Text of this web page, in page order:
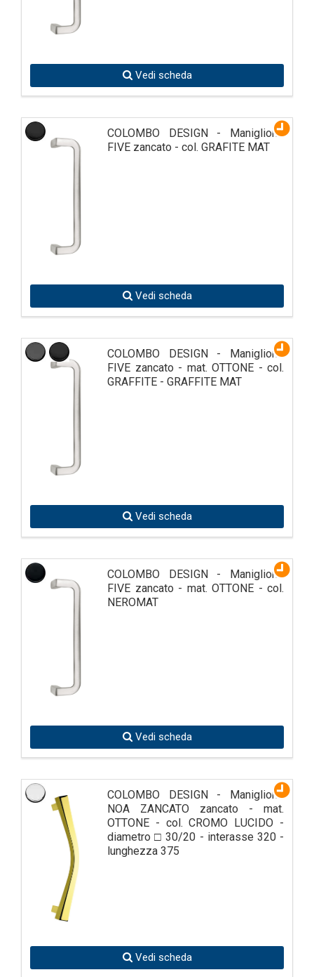
Vedi scheda
COLOMBO DESIGN - Maniglione
FIVE zancato - col. GRAFITE MAT
Vedi scheda
COLOMBO DESIGN - Maniglione
FIVE zancato - mat. OTTONE - col.
GRAFFITE - GRAFFITE MAT
Vedi scheda
COLOMBO DESIGN - Maniglione
FIVE zancato - mat. OTTONE - col.
NEROMAT
Vedi scheda
COLOMBO DESIGN - Maniglione
NOA ZANCATO zancato - mat.
OTTONE - col. CROMO LUCIDO -
diametro □ 30/20 - interasse 320 -
lunghezza 375
Vedi scheda